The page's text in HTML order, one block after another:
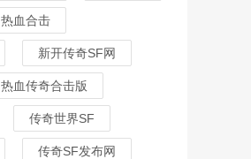
热血合击
新开传奇SF网
热血传奇合击版
传奇世界SF
传奇SF发布网